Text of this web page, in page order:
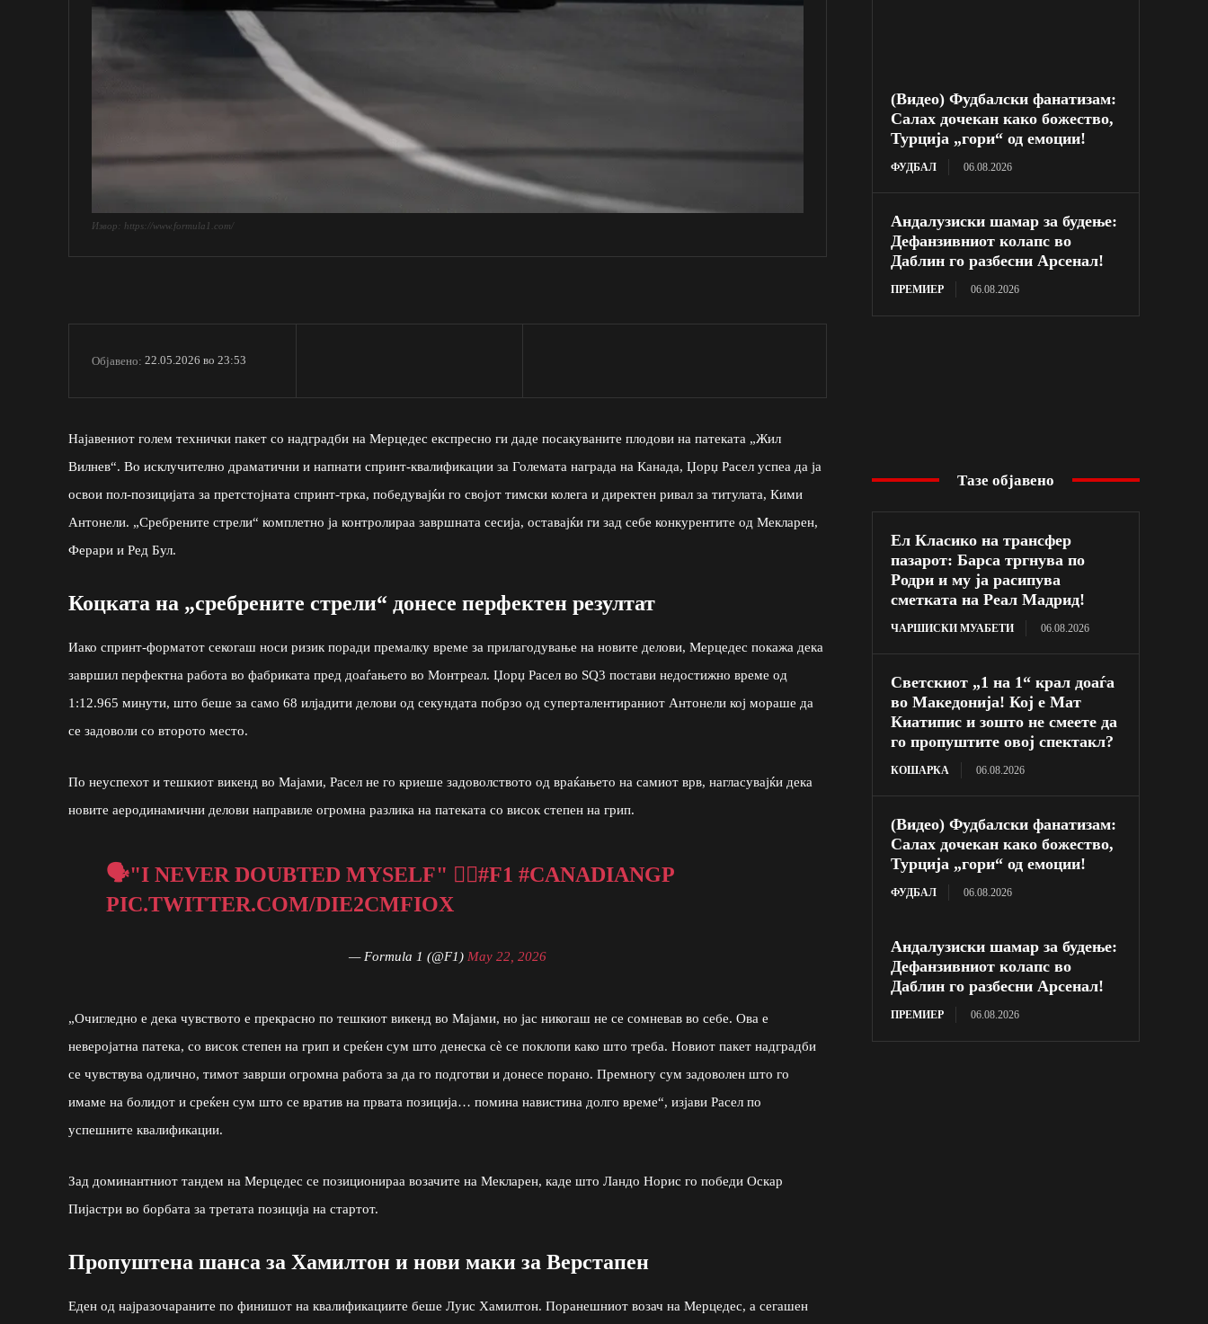
Извор: https://www.formula1.com/
Објавено: 22.05.2026 во 23:53
Најавениот голем технички пакет со надградби на Мерцедес експресно ги даде посакуваните плодови на патеката „Жил
Вилнев“. Во исклучително драматични и напнати спринт-квалификации за Големата награда на Канада, Џорџ Расел успеа да ја
освои пол-позицијата за претстојната спринт-трка, победувајќи го својот тимски колега и директен ривал за титулата, Кими
Антонели. „Сребрените стрели“ комплетно ја контролираа завршната сесија, оставајќи ги зад себе конкурентите од Мекларен,
Ферари и Ред Бул.
Коцката на „сребрените стрели“ донесе перфектен резултат
Иако спринт-форматот секогаш носи ризик поради премалку време за прилагодување на новите делови, Мерцедес покажа дека
завршил перфектна работа во фабриката пред доаѓањето во Монтреал. Џорџ Расел во SQ3 постави недостижно време од
1:12.965 минути, што беше за само 68 илјадити делови од секундата побрзо од суперталентираниот Антонели кој мораше да
се задоволи со второто место.
По неуспехот и тешкиот викенд во Мајами, Расел не го криеше задоволството од враќањето на самиот врв, нагласувајќи дека
новите аеродинамични делови направиле огромна разлика на патеката со висок степен на грип.
🗣️"I NEVER DOUBTED MYSELF" 😮‍💨#F1 #CANADIANGP
PIC.TWITTER.COM/DIE2CMFIOX
— Formula 1 (@F1) May 22, 2026
„Очигледно е дека чувството е прекрасно по тешкиот викенд во Мајами, но јас никогаш не се сомневав во себе. Ова е
неверојатна патека, со висок степен на грип и среќен сум што денеска сè се поклопи како што треба. Новиот пакет надградби
се чувствува одлично, тимот заврши огромна работа за да го подготви и донесе порано. Премногу сум задоволен што го
имаме на болидот и среќен сум што се вратив на првата позиција… помина навистина долго време“, изјави Расел по
успешните квалификации.
Зад доминантниот тандем на Мерцедес се позиционираа возачите на Мекларен, каде што Ландо Норис го победи Оскар
Пијастри во борбата за третата позиција на стартот.
Пропуштена шанса за Хамилтон и нови маки за Верстапен
Еден од најразочараните по финишот на квалификациите беше Луис Хамилтон. Поранешниот возач на Мерцедес, а сегашен
(Видео) Фудбалски фанатизам:
Салах дочекан како божество,
Турција „гори“ од емоции!
ФУДБАЛ 06.08.2026
Андалузиски шамар за будење:
Дефанзивниот колапс во
Даблин го разбесни Арсенал!
ПРЕМИЕР 06.08.2026
Тазе објавено
Ел Класико на трансфер
пазарот: Барса тргнува по
Родри и му ја расипува
сметката на Реал Мадрид!
ЧАРШИСКИ МУАБЕТИ 06.08.2026
Светскиот „1 на 1“ крал доаѓа
во Македонија! Кој е Мат
Киатипис и зошто не смеете да
го пропуштите овој спектакл?
КОШАРКА 06.08.2026
(Видео) Фудбалски фанатизам:
Салах дочекан како божество,
Турција „гори“ од емоции!
ФУДБАЛ 06.08.2026
Андалузиски шамар за будење:
Дефанзивниот колапс во
Даблин го разбесни Арсенал!
ПРЕМИЕР 06.08.2026